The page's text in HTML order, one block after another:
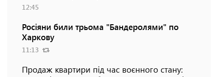
12:45
Росіяни били трьома "Бандеролями" по
Харкову
11:13
Продаж квартири під час воєнного стану: